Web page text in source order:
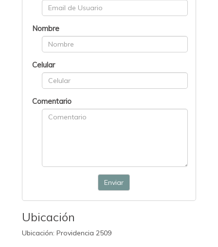
Nombre
Celular
Comentario
Enviar
Ubicación
Ubicación: Providencia 2509